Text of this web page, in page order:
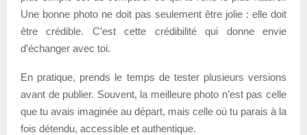
Une bonne photo ne doit pas seulement être jolie : elle doit
être crédible. C’est cette crédibilité qui donne envie
d’échanger avec toi.
En pratique, prends le temps de tester plusieurs versions
avant de publier. Souvent, la meilleure photo n’est pas celle
que tu avais imaginée au départ, mais celle où tu parais à la
fois détendu, accessible et authentique.